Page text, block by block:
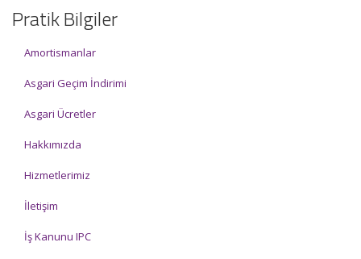
Pratik Bilgiler
Amortismanlar
Asgari Geçim İndirimi
Asgari Ücretler
Hakkımızda
Hizmetlerimiz
İletişim
İş Kanunu IPC